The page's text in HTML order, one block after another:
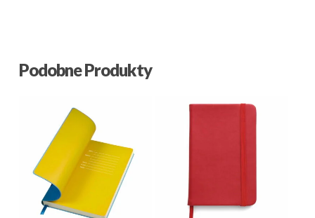
Podobne Produkty
27.39zł